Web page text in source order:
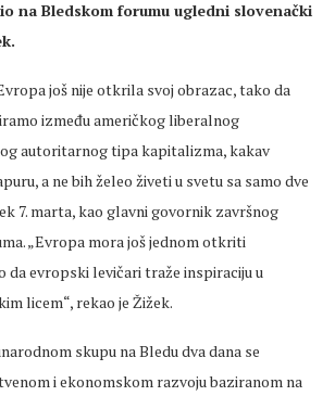
na Bledskom forumu ugledni slovenački
još nije otkrila svoj obrazac, tako da
između američkog liberalnog
autoritarnog tipa kapitalizma, kakav
a ne bih želeo živeti u svetu sa samo dve
7. marta, kao glavni govornik završnog
„Evropa mora još jednom otkriti
da evropski levičari traže inspiraciju u
licem“, rekao je Žižek.
skupu na Bledu dva dana se
i ekonomskom razvoju baziranom na